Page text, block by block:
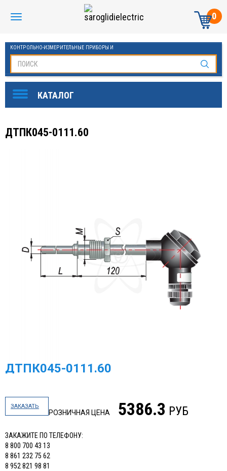
0
КОНТРОЛЬНО-ИЗМЕРИТЕЛЬНЫЕ ПРИБОРЫ И
ДТПК045-0111.60
ДТПК045-0111.60
ЗАКАЗАТЬ
РОЗНИЧНАЯ ЦЕНА 5386.3 РУБ
ЗАКАЖИТЕ ПО ТЕЛЕФОНУ:
8 800 700 43 13
8 861 232 75 62
8 952 821 98 81